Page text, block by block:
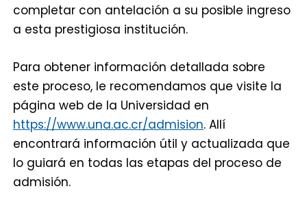
completar con antelación a su posible ingreso
a esta prestigiosa institución.
Para obtener información detallada sobre
este proceso, le recomendamos que visite la
página web de la Universidad en
https://www.una.ac.cr/admision. Allí
encontrará información útil y actualizada que
lo guiará en todas las etapas del proceso de
admisión.